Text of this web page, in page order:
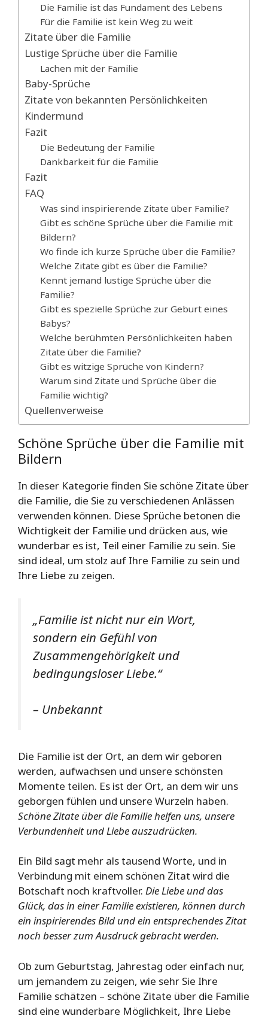
Die Familie ist das Fundament des Lebens
Für die Familie ist kein Weg zu weit
Zitate über die Familie
Lustige Sprüche über die Familie
Lachen mit der Familie
Baby-Sprüche
Zitate von bekannten Persönlichkeiten
Kindermund
Fazit
Die Bedeutung der Familie
Dankbarkeit für die Familie
Fazit
FAQ
Was sind inspirierende Zitate über Familie?
Gibt es schöne Sprüche über die Familie mit
Bildern?
Wo finde ich kurze Sprüche über die Familie?
Welche Zitate gibt es über die Familie?
Kennt jemand lustige Sprüche über die
Familie?
Gibt es spezielle Sprüche zur Geburt eines
Babys?
Welche berühmten Persönlichkeiten haben
Zitate über die Familie?
Gibt es witzige Sprüche von Kindern?
Warum sind Zitate und Sprüche über die
Familie wichtig?
Quellenverweise
Schöne Sprüche über die Familie mit
Bildern
In dieser Kategorie finden Sie schöne Zitate über
die Familie, die Sie zu verschiedenen Anlässen
verwenden können. Diese Sprüche betonen die
Wichtigkeit der Familie und drücken aus, wie
wunderbar es ist, Teil einer Familie zu sein. Sie
sind ideal, um stolz auf Ihre Familie zu sein und
Ihre Liebe zu zeigen.
„Familie ist nicht nur ein Wort,
sondern ein Gefühl von
Zusammengehörigkeit und
bedingungsloser Liebe.“
– Unbekannt
Die Familie ist der Ort, an dem wir geboren
werden, aufwachsen und unsere schönsten
Momente teilen. Es ist der Ort, an dem wir uns
geborgen fühlen und unsere Wurzeln haben.
Schöne Zitate über die Familie helfen uns, unsere
Verbundenheit und Liebe auszudrücken.
Ein Bild sagt mehr als tausend Worte, und in
Verbindung mit einem schönen Zitat wird die
Botschaft noch kraftvoller. Die Liebe und das
Glück, das in einer Familie existieren, können durch
ein inspirierendes Bild und ein entsprechendes Zitat
noch besser zum Ausdruck gebracht werden.
Ob zum Geburtstag, Jahrestag oder einfach nur,
um jemandem zu zeigen, wie sehr Sie Ihre
Familie schätzen – schöne Zitate über die Familie
sind eine wunderbare Möglichkeit, Ihre Liebe